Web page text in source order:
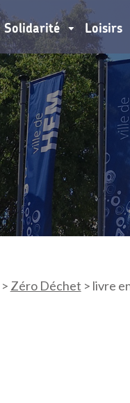
Solidarité Loisirs
> Zéro Déchet > livre